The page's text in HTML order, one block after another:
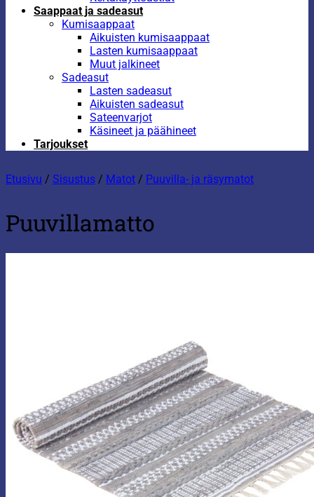
Saappaat ja sadeasut
Kumisaappaat
Aikuisten kumisaappaat
Lasten kumisaappaat
Muut jalkineet
Sadeasut
Lasten sadeasut
Aikuisten sadeasut
Sateenvarjot
Käsineet ja päähineet
Tarjoukset
Etusivu / Sisustus / Matot / Puuvilla- ja räsymatot
Puuvillamatto